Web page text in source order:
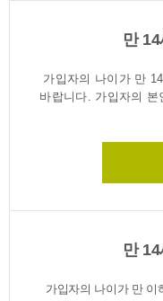
만
가입자의 나이가 만
바랍니다. 가입자의 본
만
가입자의 나이가 만 이